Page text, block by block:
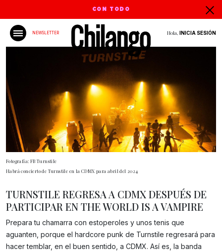
CON TODO
NEWSLETTER Hola, INICIA SESIÓN
Fotografía: FB Turnstile
Habrá concierto de Turnstile en la CDMX para abril del 2024
Gracias!
TURNSTILE REGRESA A CDMX DESPUÉS DE
PARTICIPAR EN THE WORLD IS A VAMPIRE
Prepara tu chamarra con estoperoles y unos tenis que
aguanten, porque el hardcore punk de Turnstile regresará para
hacer temblar, en el buen sentido, a CDMX. Así es, la banda